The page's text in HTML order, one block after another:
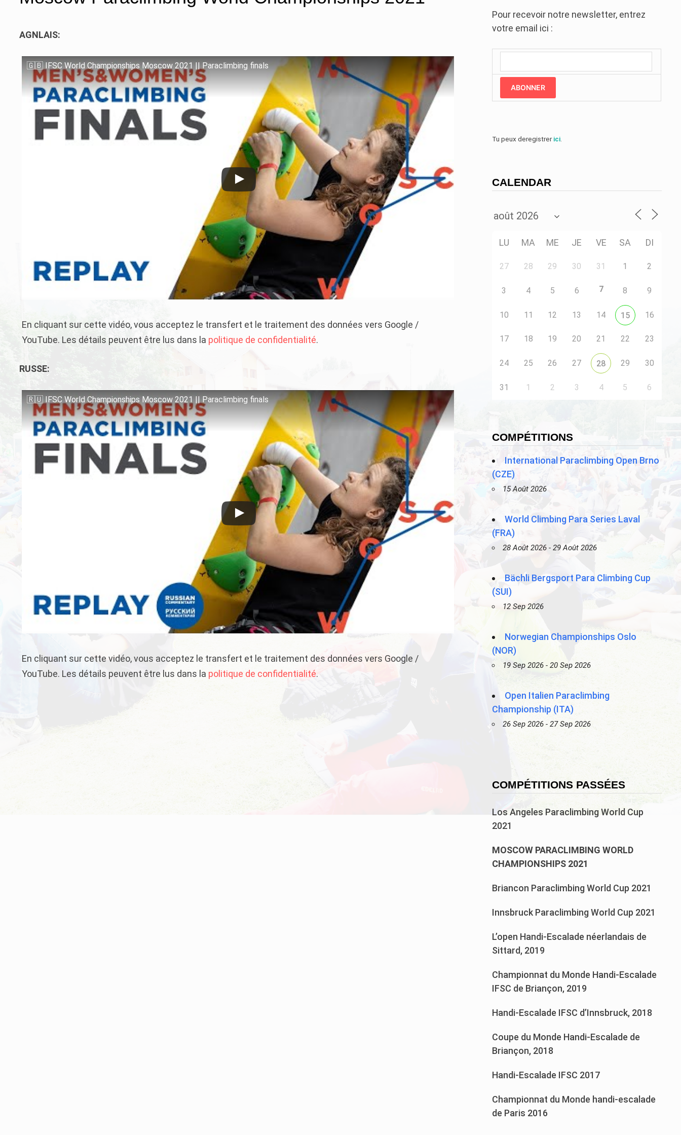
AGNLAIS:
🇬🇧 IFSC World Championships Moscow 2021 || Paraclimbing finals
En cliquant sur cette vidéo, vous acceptez le transfert et le traitement des données vers Google /
YouTube. Les détails peuvent être lus dans la politique de confidentialité.
RUSSE:
🇷🇺 IFSC World Championships Moscow 2021 || Paraclimbing finals
En cliquant sur cette vidéo, vous acceptez le transfert et le traitement des données vers Google /
YouTube. Les détails peuvent être lus dans la politique de confidentialité.
Pour recevoir notre newsletter, entrez
votre email ici :
ABONNER
Tu peux deregistrerici.
CALENDAR
LU MA ME JE VE SA DI
27 28 29 30 31 1 2
3 4 5 6 7 8 9
10 11 12 13 14 15 16
17 18 19 20 21 22 23
24 25 26 27 28 29 30
31 1 2 3 4 5 6
COMPÉTITIONS
International Paraclimbing Open Brno
(CZE)
15 Août 2026
World Climbing Para Series Laval
(FRA)
28 Août 2026 - 29 Août 2026
Bächli Bergsport Para Climbing Cup
(SUI)
12 Sep 2026
Norwegian Championships Oslo
(NOR)
19 Sep 2026 - 20 Sep 2026
Open Italien Paraclimbing
Championship (ITA)
26 Sep 2026 - 27 Sep 2026
COMPÉTITIONS PASSÉES
Los Angeles Paraclimbing World Cup
2021
MOSCOW PARACLIMBING WORLD
CHAMPIONSHIPS 2021
Briancon Paraclimbing World Cup 2021
Innsbruck Paraclimbing World Cup 2021
L’open Handi-Escalade néerlandais de
Sittard, 2019
Championnat du Monde Handi-Escalade
IFSC de Briançon, 2019
Handi-Escalade IFSC d’Innsbruck, 2018
Coupe du Monde Handi-Escalade de
Briançon, 2018
Handi-Escalade IFSC 2017
Championnat du Monde handi-escalade
de Paris 2016